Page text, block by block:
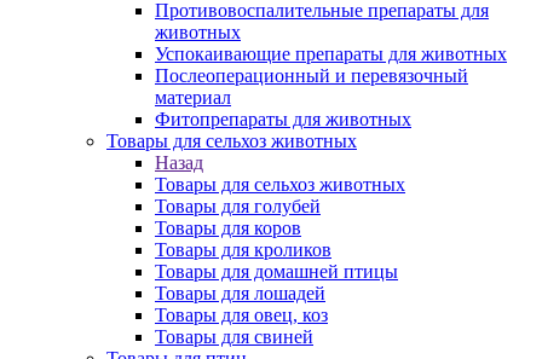
Противовоспалительные препараты для
животных
Успокаивающие препараты для животных
Послеоперационный и перевязочный
материал
Фитопрепараты для животных
Товары для сельхоз животных
Назад
Товары для сельхоз животных
Товары для голубей
Товары для коров
Товары для кроликов
Товары для домашней птицы
Товары для лошадей
Товары для овец, коз
Товары для свиней